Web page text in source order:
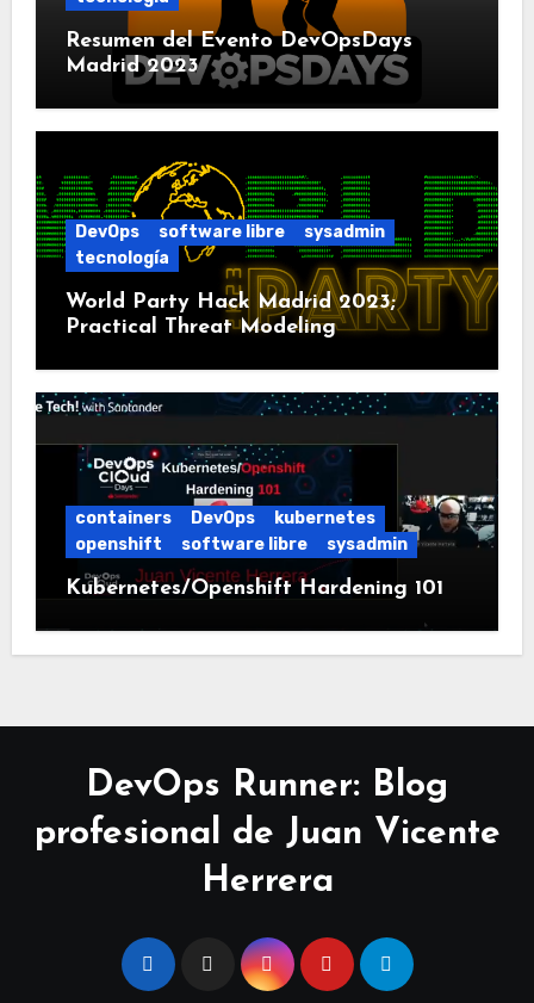
Resumen del Evento DevOpsDays
Madrid 2023
DevOps software libre
sysadmin
tecnología
World Party Hack Madrid 2023;
Practical Threat Modeling
containers DevOps
kubernetes
openshift
software libre sysadmin
Kubernetes/Openshift Hardening 101
DevOps Runner: Blog
profesional de Juan Vicente
Herrera